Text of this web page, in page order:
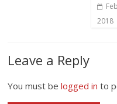
2018
Leave a Reply
You must belogged in to